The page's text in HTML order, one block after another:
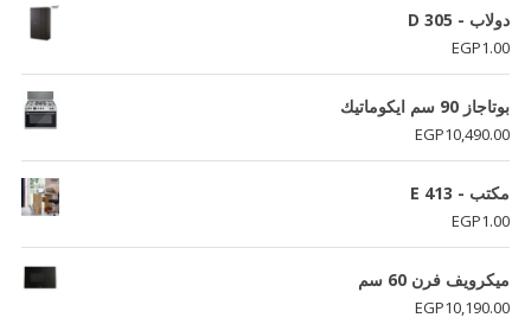
هو:
دولاب - D 305
EGP1.00
بوتاجاز 90 سم ايكوماتيك
EGP10,490.00
مكتب - E 413
EGP1.00
ميكرويف فرن 60 سم
EGP10,190.00